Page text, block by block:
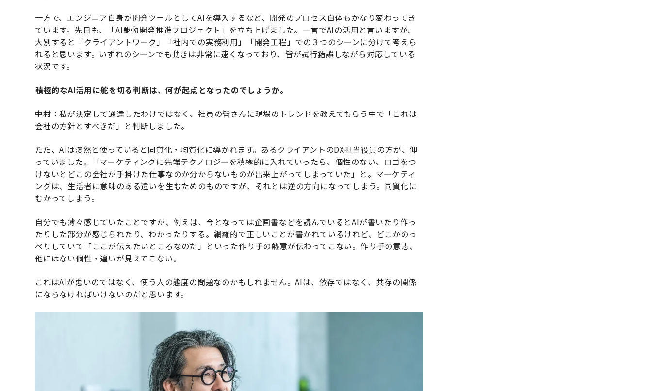
一方で、エンジニア自身が開発ツールとしてAIを導入するなど、開発のプロセス自体もかなり変わってき
ています。先日も、「AI駆動開発推進プロジェクト」を立ち上げました。一言でAIの活用と言いますが、
大別すると「クライアントワーク」「社内での実務利用」「開発工程」での３つのシーンに分けて考えら
れると思います。いずれのシーンでも動きは非常に速くなっており、皆が試行錯誤しながら対応している
状況です。
――積極的なAI活用に舵を切る判断は、何が起点となったのでしょうか。
中村 ：私が決定して通達したわけではなく、社員の皆さんに現場のトレンドを教えてもらう中で「これは
会社の方針とすべきだ」と判断しました。
ただ、AIは漫然と使っていると同質化・均質化に導かれます。あるクライアントのDX担当役員の方が、仰
っていました。「マーケティングに先端テクノロジーを積極的に入れていったら、個性のない、ロゴをつ
けないとどこの会社が手掛けた仕事なのか分からないものが出来上がってしまっていた」と。マーケティ
ングは、生活者に意味のある違いを生むためのものですが、それとは逆の方向になってしまう。同質化に
むかってしまう。
自分でも薄々感じていたことですが、例えば、今となっては企画書などを読んでいるとAIが書いたり作っ
たりした部分が感じられたり、わかったりする。網羅的で正しいことが書かれているけれど、どこかのっ
ぺりしていて「ここが伝えたいところなのだ」といった作り手の熱意が伝わってこない。作り手の意志、
他にはない個性・違いが見えてこない。
これはAIが悪いのではなく、使う人の態度の問題なのかもしれません。AIは、依存ではなく、共存の関係
にならなければいけないのだと思います。